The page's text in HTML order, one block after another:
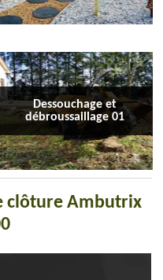
Dessouchage et
débroussaillage 01
clôture Ambutrix